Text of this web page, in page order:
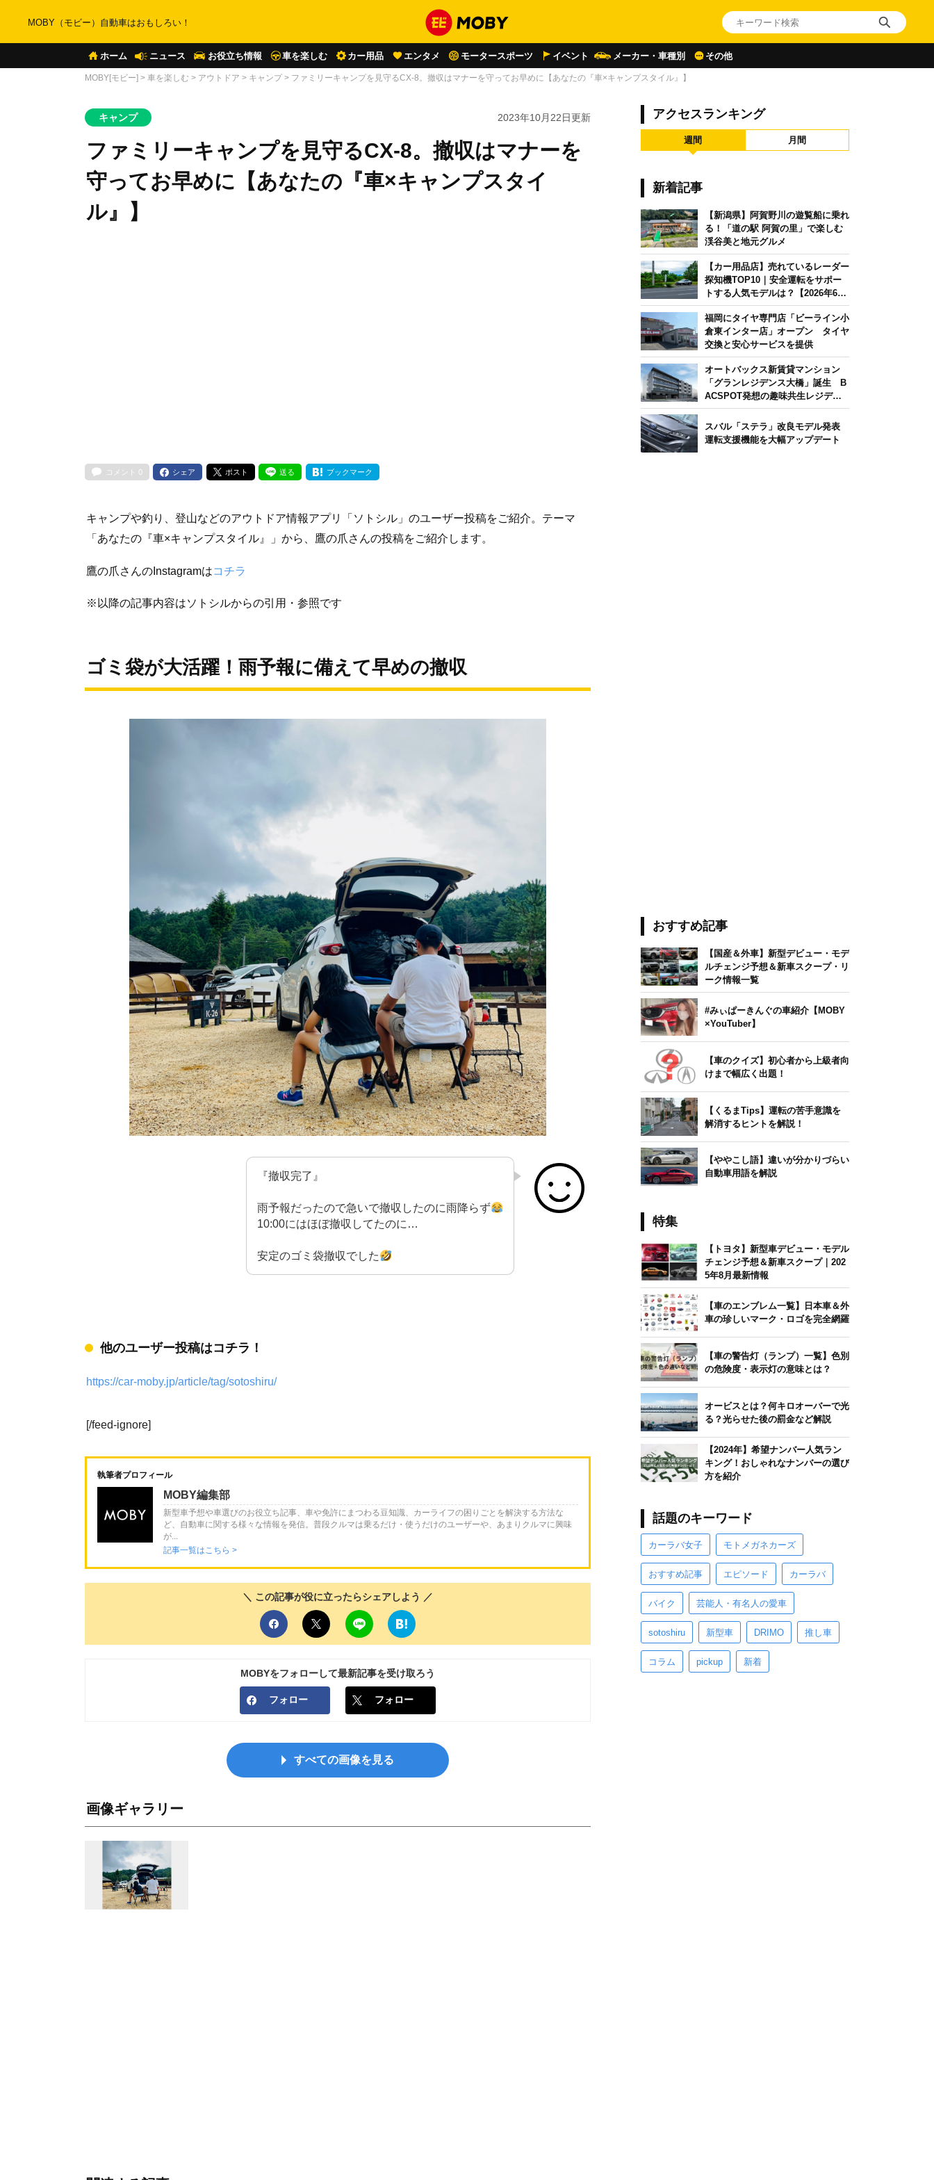
MOBY（モビー）自動車はおもしろい！
ホーム ニュース お役立ち情報 車を楽しむ カー用品 エンタメ モータースポーツ イベント メーカー・車種別 その他
MOBY[モビー] > 車を楽しむ > アウトドア > キャンプ > ファミリーキャンプを見守るCX-8。撤収はマナーを守ってお早めに【あなたの『車×キャンプスタイル』】
キャンプ 2023年10月22日更新
ファミリーキャンプを見守るCX-8。撤収はマナーを
守ってお早めに【あなたの『車×キャンプスタイ
ル』】
コメント 0 シェア ポスト 送る ブックマーク
キャンプや釣り、登山などのアウトドア情報アプリ「ソトシル」のユーザー投稿をご紹介。テーマ
「あなたの『車×キャンプスタイル』」から、鷹の爪さんの投稿をご紹介します。
鷹の爪さんのInstagramはコチラ
※以降の記事内容はソトシルからの引用・参照です
ゴミ袋が大活躍！雨予報に備えて早めの撤収
『撤収完了』
雨予報だったので急いで撤収したのに雨降らず
10:00にはほぼ撤収してたのに…
安定のゴミ袋撤収でした
他のユーザー投稿はコチラ！
https://car-moby.jp/article/tag/sotoshiru/
[/feed-ignore]
執筆者プロフィール
MOBY編集部
新型車予想や車選びのお役立ち記事、車や免許にまつわる豆知識、カーライフの困りごとを解決する方法な
ど、自動車に関する様々な情報を発信。普段クルマは乗るだけ・使うだけのユーザーや、あまりクルマに興味
が...
記事一覧はこちら >
＼ この記事が役に立ったらシェアしよう ／
MOBYをフォローして最新記事を受け取ろう
フォロー フォロー
すべての画像を見る
画像ギャラリー
アクセスランキング
週間 月間
新着記事
【新潟県】阿賀野川の遊覧船に乗れ
る！「道の駅 阿賀の里」で楽しむ
渓谷美と地元グルメ
【カー用品店】売れているレーダー
探知機TOP10｜安全運転をサポー
トする人気モデルは？【2026年6月
版】
福岡にタイヤ専門店「ビーライン小
倉東インター店」オープン タイヤ
交換と安心サービスを提供
オートバックス新賃貸マンション
「グランレジデンス大橋」誕生 B
ACSPOT発想の趣味共生レジデン
ス
スバル「ステラ」改良モデル発表
運転支援機能を大幅アップデート
おすすめ記事
【国産＆外車】新型デビュー・モデ
ルチェンジ予想＆新車スクープ・リ
ーク情報一覧
#みぃぱーきんぐの車紹介【MOBY
×YouTuber】
【車のクイズ】初心者から上級者向
けまで幅広く出題！
【くるまTips】運転の苦手意識を
解消するヒントを解説！
【ややこし語】違いが分かりづらい
自動車用語を解説
特集
【トヨタ】新型車デビュー・モデル
チェンジ予想＆新車スクープ｜202
5年8月最新情報
【車のエンブレム一覧】日本車＆外
車の珍しいマーク・ロゴを完全網羅
【車の警告灯（ランプ）一覧】色別
の危険度・表示灯の意味とは？
オービスとは？何キロオーバーで光
る？光らせた後の罰金など解説
【2024年】希望ナンバー人気ラン
キング！おしゃれなナンバーの選び
方を紹介
話題のキーワード
カーラバ女子 モトメガネカーズ
おすすめ記事 エピソード カーラバ
バイク 芸能人・有名人の愛車
sotoshiru 新型車 DRIMO 推し車
コラム pickup 新着